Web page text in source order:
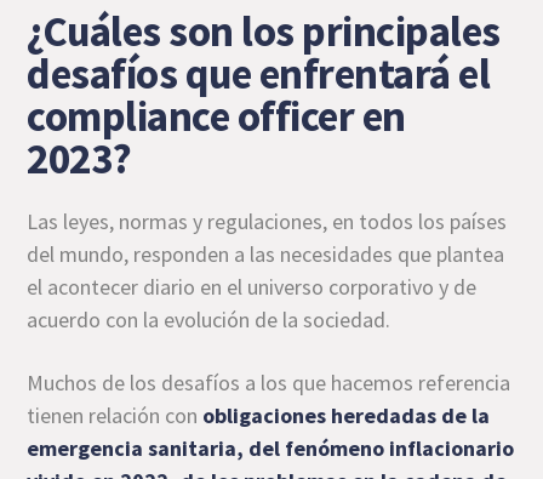
¿Cuáles son los principales
desafíos que enfrentará el
compliance officer en
2023?
Las leyes, normas y regulaciones, en todos los países
del mundo, responden a las necesidades que plantea
el acontecer diario en el universo corporativo y de
acuerdo con la evolución de la sociedad.
Muchos de los desafíos a los que hacemos referencia
tienen relación con obligaciones heredadas de la
emergencia sanitaria, del fenómeno inflacionario